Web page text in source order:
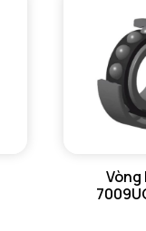
Vòng